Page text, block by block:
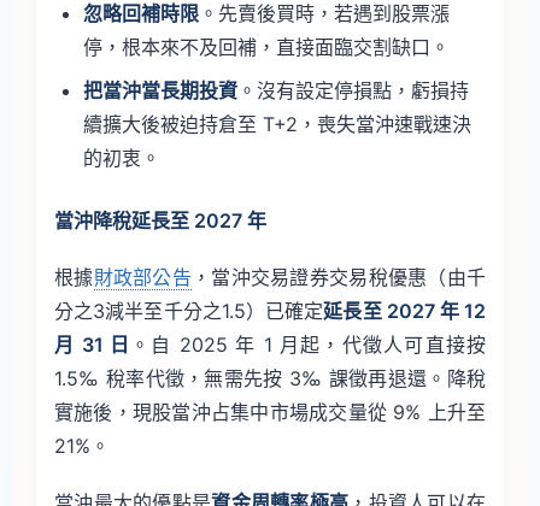
忽略回補時限 。先賣後買時，若遇到股票漲
停，根本來不及回補，直接面臨交割缺口。
把當沖當長期投資。沒有設定停損點，虧損持
續擴大後被迫持倉至 T+2，喪失當沖速戰速決
的初衷。
當沖降稅延長至 2027 年
根據財政部公告 ，當沖交易證券交易稅優惠（由千
分之3減半至千分之1.5）已確定延長至 2027 年 12
月 31 日 。自 2025 年 1 月起，代徵人可直接按
1.5‰ 稅率代徵，無需先按 3‰ 課徵再退還。降稅
實施後，現股當沖占集中市場成交量從 9% 上升至
21%。